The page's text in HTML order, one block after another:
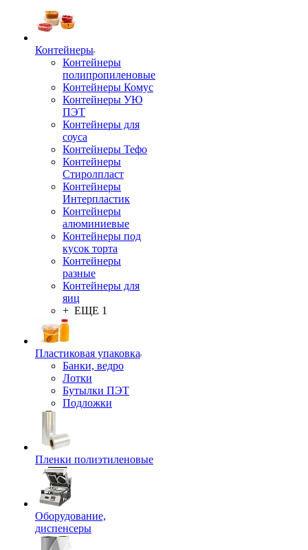
Контейнеры
Контейнеры
полипропиленовые
Контейнеры Комус
Контейнеры УЮ
ПЭТ
Контейнеры для
соуса
Контейнеры Тефо
Контейнеры
Стиролпласт
Контейнеры
Интерпластик
Контейнеры
алюминиевые
Контейнеры под
кусок торта
Контейнеры
разные
Контейнеры для
яиц
+ ЕЩЕ 1
Пластиковая упаковка
Банки, ведро
Лотки
Бутылки ПЭТ
Подложки
Пленки полиэтиленовые
Оборудование,
диспенсеры